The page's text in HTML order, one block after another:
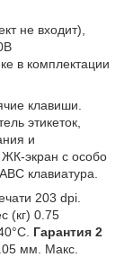
не входит),
в комплектации
клавиши.
этикеток,
и
экран с особо
клавиатура.
203 dpi.
(кг) 0.75
Гарантия 2
мм. Макс.